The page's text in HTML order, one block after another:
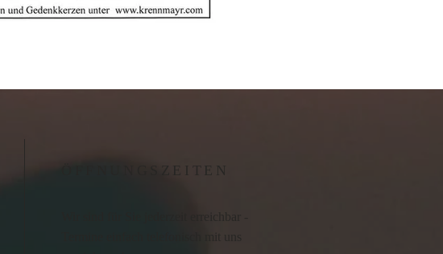
ÖFFNUNGSZEITEN